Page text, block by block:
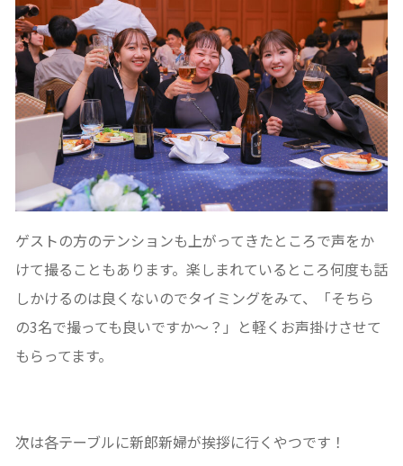
ゲストの方のテンションも上がってきたところで声をか
けて撮ることもあります。楽しまれているところ何度も話
しかけるのは良くないのでタイミングをみて、「そちら
の3名で撮っても良いですか〜？」と軽くお声掛けさせて
もらってます。
次は各テーブルに新郎新婦が挨拶に行くやつです！